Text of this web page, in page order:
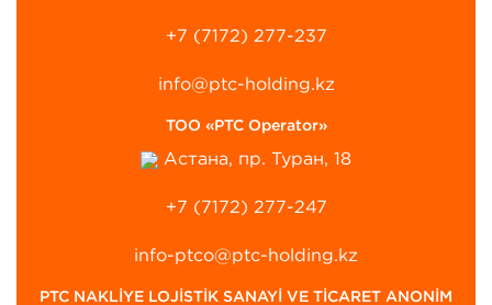
+7 (7172) 277-237
info@ptc-holding.kz
ТОО «PTC Operator»
Астана, пр. Туран, 18
+7 (7172) 277-247
info-ptco@ptc-holding.kz
PTC NAKLİYE LOJİSTİK SANAYİ VE TİCARET ANONİM